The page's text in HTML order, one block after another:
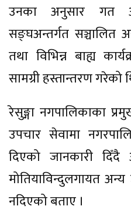
उनका अनुसार गत
सङ्घअन्तर्गत सञ्चालित
तथा विभिन्न बाह्य
सामग्री हस्तान्तरण गरेको
रेसुङ्गा नगपालिकाका
उपचार सेवामा
दिएको जानकारी
मोतियाविन्दुलगायत
नदिएको बताए ।